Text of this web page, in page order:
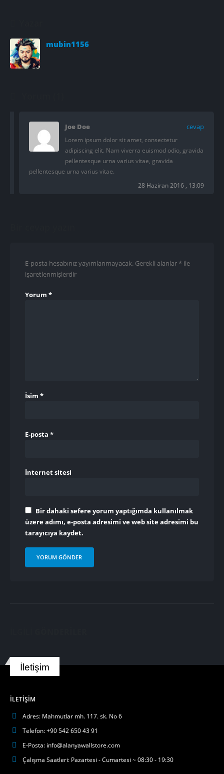
mubin1156
Joe Doe cevap
Lorem ipsum dolor sit amet, consectetur
adipiscing elit. Nam viverra euismod odio, gravida
pellentesque urna varius vitae, gravida
pellentesque urna varius vitae.
28 Haziran 2016 , 13:09
E-posta hesabınız yayımlanmayacak. Gerekli alanlar* ile
işaretlenmişlerdir
Yorum *
İsim *
E-posta *
İnternet sitesi
Bir dahaki sefere yorum yaptığımda kullanılmak
üzere adımı, e-posta adresimi ve web site adresimi bu
tarayıcıya kaydet.
İletişim
İLETIŞIM
Adres: Mahmutlar mh. 117. sk. No 6
Telefon:+90 542 650 43 91
E-Posta: info@alanyawallstore.com
Çalışma Saatleri: Pazartesi - Cumartesi ~ 08:30 - 19:30